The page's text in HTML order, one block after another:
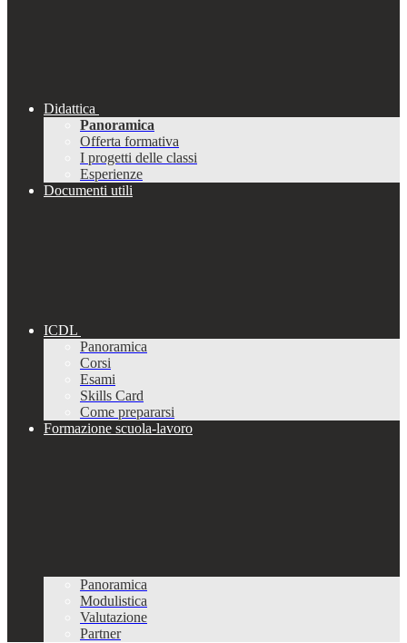
Didattica
Panoramica
Offerta formativa
I progetti delle classi
Esperienze
Documenti utili
ICDL
Panoramica
Corsi
Esami
Skills Card
Come prepararsi
Formazione scuola-lavoro
Panoramica
Modulistica
Valutazione
Partner